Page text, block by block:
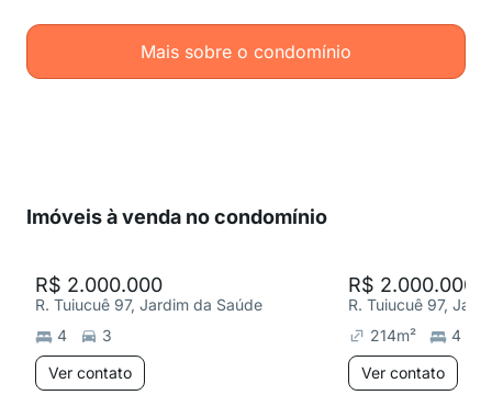
Mais sobre o condomínio
Imóveis à venda no condomínio
R$ 2.000.000
R. Tuiucuê 97, Jardim da Saúde
4
3
Ver contato
R$ 2.000.000
R. Tuiucuê 97,
214m²
4
Ver contato